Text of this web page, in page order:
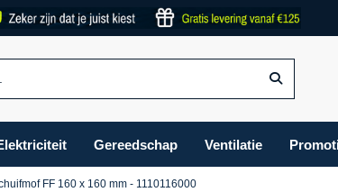
Gereedschap Ventilatie
FF 160 x 160 mm - 1110116000